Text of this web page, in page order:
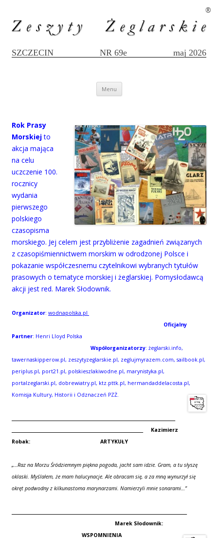
SZCZECIN NR 69e maj 2026
®
Menu Przejdź
Rok Prasy
Morskiejto
akcja mająca
na celu
uczczenie 100.
rocznicy
wydania
pierwszego
polskiego
czasopisma
morskiego. Jej celem jest przybliżenie zagadnień związanych
z czasopiśmiennictwem morskim w odrodzonej Polsce i
pokazanie współczesnemu czytelnikowi wybranych tytułów
prasowych o tematyce morskiej i żeglarskiej. Pomysłodawcą
akcji jest red. Marek Słodownik.
Organizator: wodnapolska.pl
Oficjalny
Partner: Henri Lloyd Polska
Współorganizatorzy: żeglarski.info,
tawernaskipperow.pl, zeszytyzeglarskie.pl, zeglujmyrazem.com, sailbook.pl,
periplus.pl, port21.pl, polskieszlakiwodne.pl, marynistyka.pl,
portalzeglarski.pl, dobrewiatry.pl, ktz.pttk.pl, hermandaddelacosta.pl,
Komisja Kultury, Historii i Odznaczeń PZŻ.
Kazimierz
Robak: ARTYKUŁY
„…Raz na Morzu Śródziemnym piękna pogoda, jacht sam idzie. Gram, a tu słyszę
oklaski. Myślałem, że mam halucynacje. Ale obracam się, a za mną wynurzył się
okręt podwodny z kilkunastoma marynarzami. Namierzyli mnie sonarami…”
Marek Słodownik:
WSPOMNIENIA